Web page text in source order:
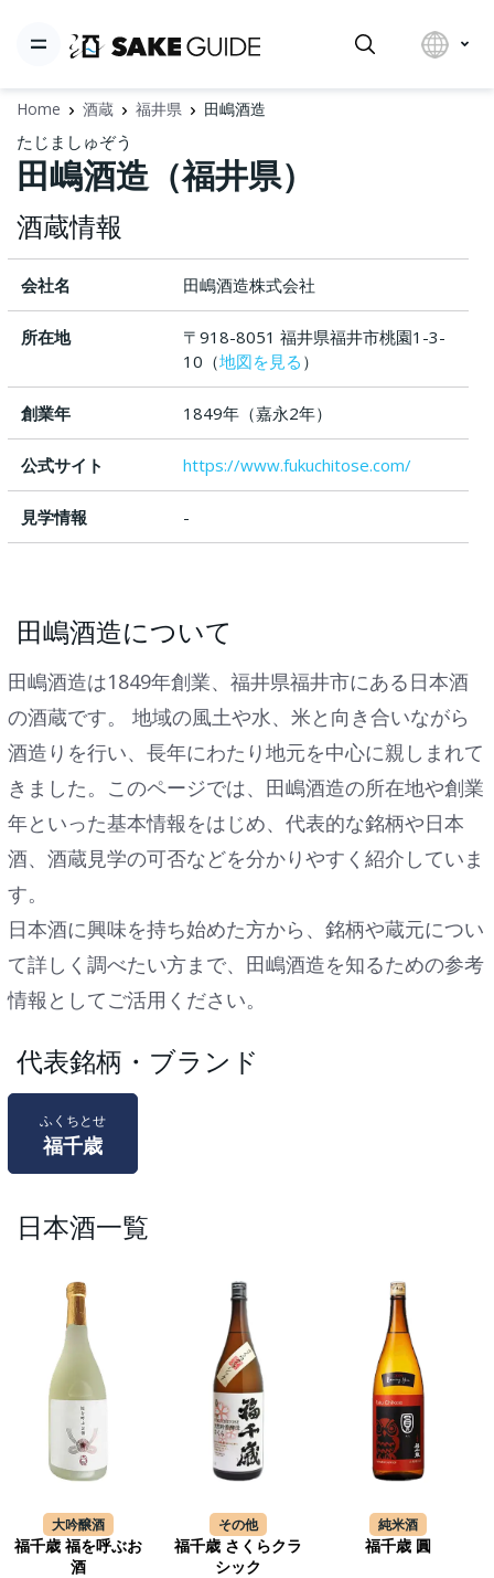
Home 酒蔵 福井県 田嶋酒造
たじましゅぞう
田嶋酒造（福井県）
酒蔵情報
会社名 田嶋酒造株式会社
所在地
〒918-8051 福井県福井市桃園1-3-
10（地図を見る ）
創業年 1849年（嘉永2年）
公式サイト https://www.fukuchitose.com/
見学情報 -
田嶋酒造について
田嶋酒造は1849年創業、福井県福井市にある日本酒
の酒蔵です。 地域の風土や水、米と向き合いながら
酒造りを行い、長年にわたり地元を中心に親しまれて
きました。このページでは、田嶋酒造の所在地や創業
年といった基本情報をはじめ、代表的な銘柄や日本
酒、酒蔵見学の可否などを分かりやすく紹介していま
す。
日本酒に興味を持ち始めた方から、銘柄や蔵元につい
て詳しく調べたい方まで、田嶋酒造を知るための参考
情報としてご活用ください。
代表銘柄・ブランド
ふくちとせ
福千歳
日本酒一覧
大吟醸酒
福千歳 福を呼ぶお
酒
その他
福千歳 さくらクラ
シック
純米酒
福千歳 圓